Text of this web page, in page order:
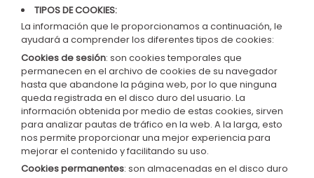
TIPOS DE COOKIES:
La información que le proporcionamos a continuación, le
ayudará a comprender los diferentes tipos de cookies:
Cookies de sesión: son cookies temporales que
permanecen en el archivo de cookies de su navegador
hasta que abandone la página web, por lo que ninguna
queda registrada en el disco duro del usuario. La
información obtenida por medio de estas cookies, sirven
para analizar pautas de tráfico en la web. A la larga, esto
nos permite proporcionar una mejor experiencia para
mejorar el contenido y facilitando su uso.
Cookies permanentes: son almacenadas en el disco duro